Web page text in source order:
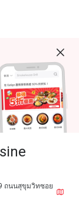
ถนนสุขุมวิทซอย